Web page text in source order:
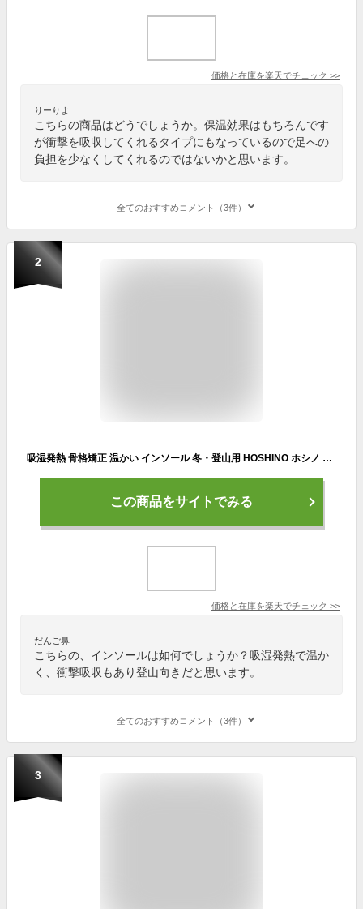
価格と在庫を楽天でチェック >>
りーりよ
こちらの商品はどうでしょうか。保温効果はもちろんです
が衝撃を吸収してくれるタイプにもなっているので足への
負担を少なくしてくれるのではないかと思います。
全てのおすすめコメント（3件）
2
吸湿発熱 骨格矯正 温かい インソール 冬・登山用 HOSHINO ホシノ B+インソール B+HF Heat Foot 21.5〜28cm 衝撃吸収 疲労軽減 中敷き ウィンタースポーツ サポーター レディース メンズ 靴 シューズ
この商品をサイトでみる
価格と在庫を楽天でチェック >>
だんご鼻
こちらの、インソールは如何でしょうか？吸湿発熱で温か
く、衝撃吸収もあり登山向きだと思います。
全てのおすすめコメント（3件）
3